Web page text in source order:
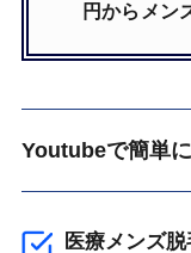
円からメン
Youtubeで簡単
医療メンズ